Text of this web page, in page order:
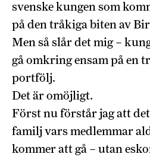
svenske kungen som
på den tråkiga biten av
Men så slår det mig –
gå omkring ensam på en
portfölj.
Det är omöjligt.
Först nu förstår jag att
familj vars medlemmar
kommer att gå – utan